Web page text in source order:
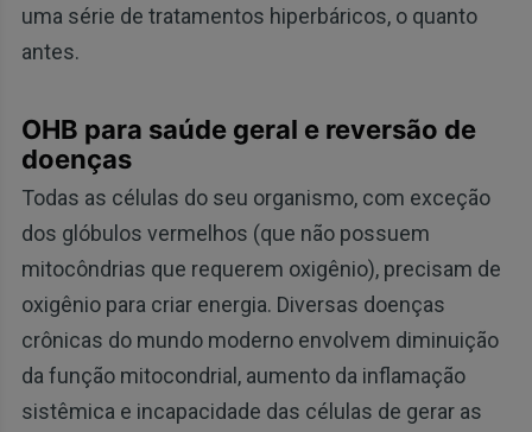
uma série de tratamentos hiperbáricos, o quanto
antes.
OHB para saúde geral e reversão de
doenças
Todas as células do seu organismo, com exceção
dos glóbulos vermelhos (que não possuem
mitocôndrias que requerem oxigênio), precisam de
oxigênio para criar energia. Diversas doenças
crônicas do mundo moderno envolvem diminuição
da função mitocondrial, aumento da inflamação
sistêmica e incapacidade das células de gerar as